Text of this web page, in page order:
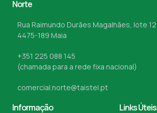
Norte
Rua Raimundo Durães Magalhães, lote 12
4475-189 Maia
+351 225 088 145
(chamada para a rede fixa nacional)
comercial.norte@taistel.pt
Informação Links Úteis